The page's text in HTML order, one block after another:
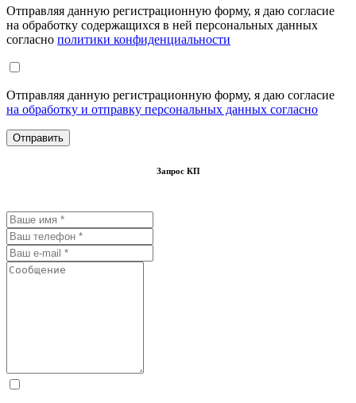
Отправляя данную регистрационную форму, я даю согласие
на обработку содержащихся в ней персональных данных
согласно политики конфиденциальности
Отправляя данную регистрационную форму, я даю согласие
на обработку и отправку персональных данных согласно
Запрос КП